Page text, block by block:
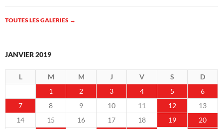
TOUTES LES GALERIES →
JANVIER 2019
L M M J V S
D
1
2 3 4 5
6
7
8 9 10 11 12
13
14
15 16 17 18 19
20